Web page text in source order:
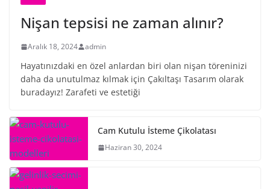
Nişan tepsisi ne zaman alınır?
Aralık 18, 2024 admin
Hayatınızdaki en özel anlardan biri olan nişan töreninizi
daha da unutulmaz kılmak için Çakıltaşı Tasarım olarak
buradayız! Zarafeti ve estetiği
Cam Kutulu İsteme Çikolatası
Haziran 30, 2024